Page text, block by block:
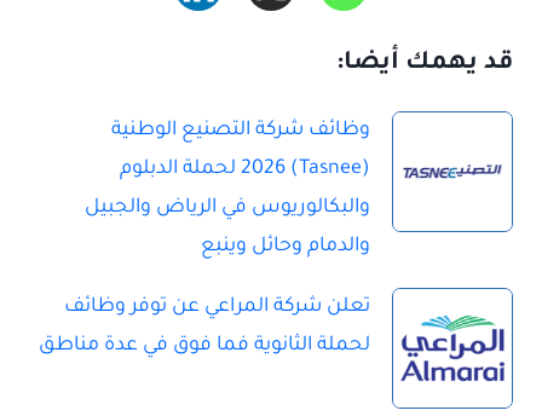
قد يهمك أيضا:
وظائف شركة التصنيع الوطنية
(Tasnee) 2026 لحملة الدبلوم
والبكالوريوس في الرياض والجبيل
والدمام وحائل وينبع
تعلن شركة المراعي عن توفر وظائف
لحملة الثانوية فما فوق في عدة مناطق